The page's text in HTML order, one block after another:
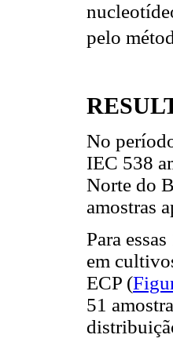
pelo
No
IEC 538
Norte do
amostras
Para
em
ECP (
51